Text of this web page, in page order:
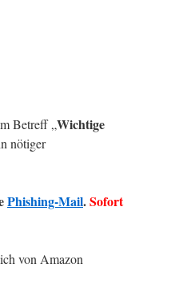
Betreff „Wichtige
nötiger
Phishing-Mail.Sofort
von Amazon